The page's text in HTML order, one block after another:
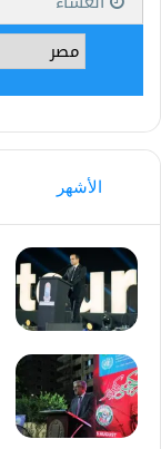
الأشهر